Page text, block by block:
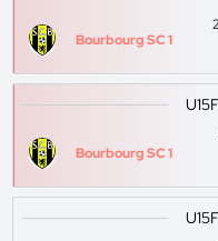
Bourbourg SC 1
Bourbourg SC 1